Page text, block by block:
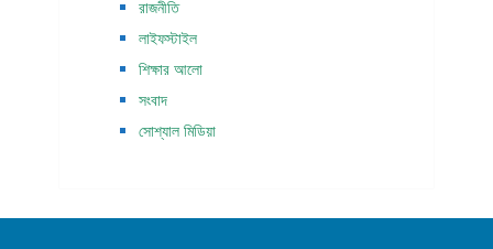
রাজনীতি
লাইফস্টাইল
শিক্ষার আলো
সংবাদ
সোশ্যাল মিডিয়া